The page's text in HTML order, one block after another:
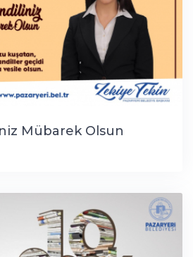
Mübarek Olsun